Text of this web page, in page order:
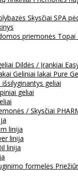
Skysčiai SPA
priemonės Topai
Dildės / Įrankiai
Geliniai lakai Pure
išsilyginantys geliai
geliai
/ Skysčiai
linija
linija
linija
formelės